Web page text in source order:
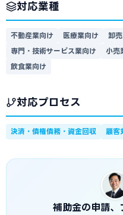
対応業種
不動産業向け 医療業向け 卸
専門・技術サービス業向け
小売
飲食業向け
対応プロセス
決済・債権債務・資金回収 顧客
補助金の申請、